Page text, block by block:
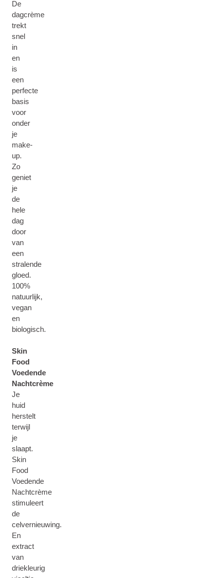
De
dagcrème
trekt
snel
in
en
is
een
perfecte
basis
voor
onder
je
make-
up.
Zo
geniet
je
de
hele
dag
door
van
een
stralende
gloed.
100%
natuurlijk,
vegan
en
biologisch.
Skin
Food
Voedende
Nachtcrème
Je
huid
herstelt
terwijl
je
slaapt.
Skin
Food
Voedende
Nachtcrème
stimuleert
de
celvernieuwing.
En
extract
van
driekleurig